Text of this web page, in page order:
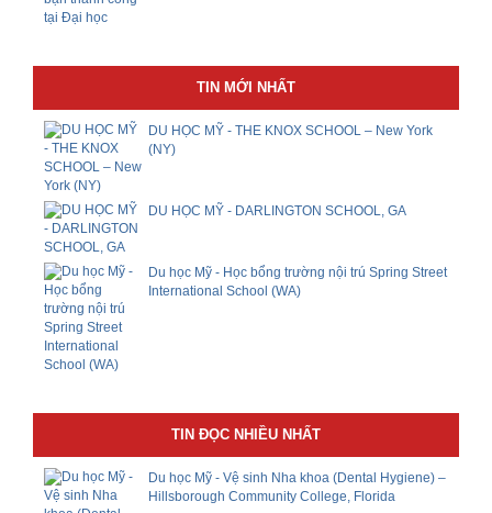
TIN MỚI NHẤT
DU HỌC MỸ - THE KNOX SCHOOL – New York
(NY)
DU HỌC MỸ - DARLINGTON SCHOOL, GA
Du học Mỹ - Học bổng trường nội trú Spring Street
International School (WA)
TIN ĐỌC NHIỀU NHẤT
Du học Mỹ - Vệ sinh Nha khoa (Dental Hygiene) –
Hillsborough Community College, Florida